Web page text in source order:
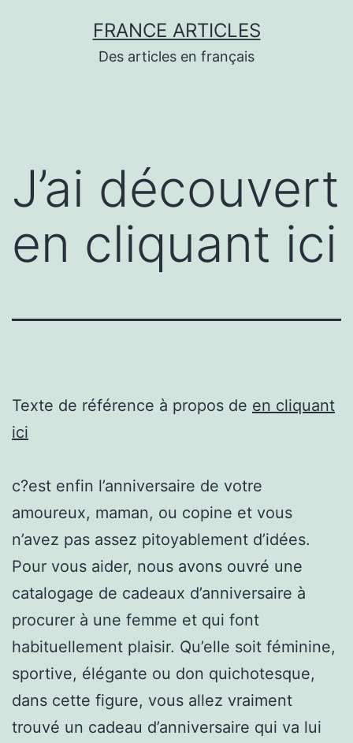
FRANCE ARTICLES
Des articles en français
J’ai découvert
en cliquant ici
Texte de référence à propos de en cliquant
ici
c?est enfin l’anniversaire de votre
amoureux, maman, ou copine et vous
n’avez pas assez pitoyablement d’idées.
Pour vous aider, nous avons ouvré une
catalogage de cadeaux d’anniversaire à
procurer à une femme et qui font
habituellement plaisir. Qu’elle soit féminine,
sportive, élégante ou don quichotesque,
dans cette figure, vous allez vraiment
trouvé un cadeau d’anniversaire qui va lui